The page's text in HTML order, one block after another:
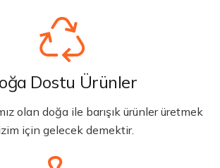
Dostu Ürünler
olan doğa ile barışık ürünler üretmek
için gelecek demektir.